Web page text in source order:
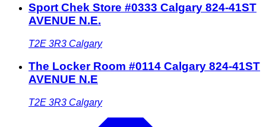
Sport Chek Store #0333 Calgary 824-41ST
AVENUE N.E.
T2E 3R3 Calgary
The Locker Room #0114 Calgary 824-41ST
AVENUE N.E
T2E 3R3 Calgary